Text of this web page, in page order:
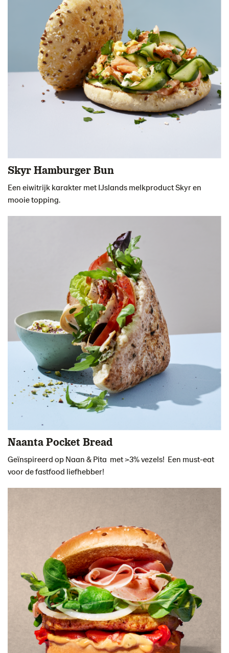
Skyr Hamburger Bun
Een eiwitrijk karakter met IJslands melkproduct Skyr en
mooie topping.
Naanta Pocket Bread
Geïnspireerd op Naan & Pita met >3% vezels! Een must-eat
voor de fastfood liefhebber!